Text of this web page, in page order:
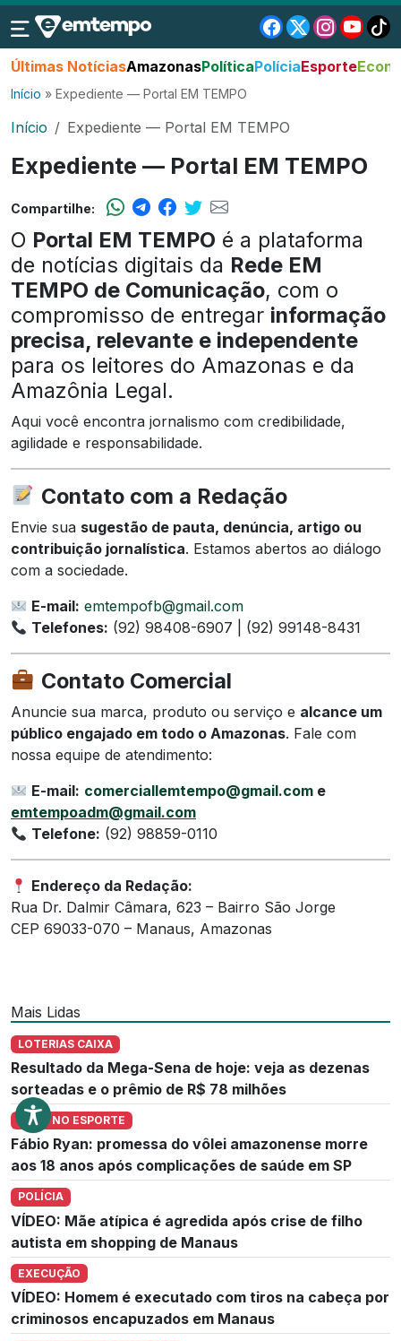
Últimas NotíciasAmazonasPolíticaPolíciaEsporte
Início » Expediente — Portal EM TEMPO
Início Expediente — Portal EM TEMPO
Expediente — Portal EM TEMPO
Compartilhe:
O Portal EM TEMPO é a plataforma
de notícias digitais da Rede EM
TEMPO de Comunicação, com o
compromisso de entregar informação
precisa, relevante e independente
para os leitores do Amazonas e da
Amazônia Legal.
Aqui você encontra jornalismo com credibilidade,
agilidade e responsabilidade.
Contato com a Redação
Envie sua sugestão de pauta, denúncia, artigo ou
contribuição jornalística. Estamos abertos ao diálogo
com a sociedade.
E-mail: emtempofb@gmail.com
Telefones: (92) 98408-6907 | (92) 99148-8431
Contato Comercial
Anuncie sua marca, produto ou serviço e alcance um
público engajado em todo o Amazonas. Fale com
nossa equipe de atendimento:
E-mail: comerciallemtempo@gmail.com e
emtempoadm@gmail.com
Telefone: (92) 98859-0110
Endereço da Redação:
Rua Dr. Dalmir Câmara, 623 – Bairro São Jorge
CEP 69033-070 – Manaus, Amazonas
Mais Lidas
LOTERIAS CAIXA
Resultado da Mega-Sena de hoje: veja as dezenas
sorteadas e o prêmio de R$ 78 milhões
LUTO NO ESPORTE
Fábio Ryan: promessa do vôlei amazonense morre
aos 18 anos após complicações de saúde em SP
POLÍCIA
VÍDEO: Mãe atípica é agredida após crise de filho
autista em shopping de Manaus
EXECUÇÃO
VÍDEO: Homem é executado com tiros na cabeça por
criminosos encapuzados em Manaus